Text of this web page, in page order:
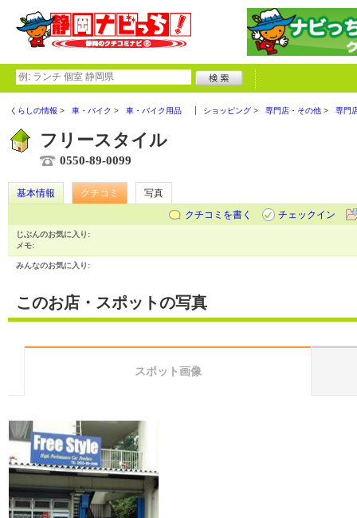
くらしの情報 車・バイク 車・バイク用品 ショッピング 専門店・その他 専門
フリースタイル
0550-89-0099
基本情報 クチコミ
写真
クチコミを書く
チェックイン
じぶんのお気に入り:
メモ:
みんなのお気に入り:
このお店・スポットの写真
スポット画像